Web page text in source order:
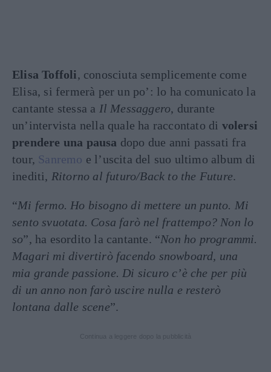
Elisa Toffoli, conosciuta semplicemente come
Elisa, si fermerà per un po’: lo ha comunicato la
cantante stessa a Il Messaggero, durante
un’intervista nella quale ha raccontato di volersi
prendere una pausa dopo due anni passati fra
tour, Sanremo e l’uscita del suo ultimo album di
inediti, Ritorno al futuro/Back to the Future.
“Mi fermo. Ho bisogno di mettere un punto. Mi
sento svuotata. Cosa farò nel frattempo? Non lo
so”, ha esordito la cantante. “Non ho programmi.
Magari mi divertirò facendo snowboard, una
mia grande passione. Di sicuro c’è che per più
di un anno non farò uscire nulla e resterò
lontana dalle scene”.